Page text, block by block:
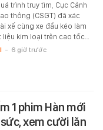
trình truy tìm, Cục Cảnh
thông (CSGT) đã xác
xế cùng xe đầu kéo làm
liệu kim loại trên cao tốc…
- 6 giờ trước
1 phim Hàn mới
xem cười lăn